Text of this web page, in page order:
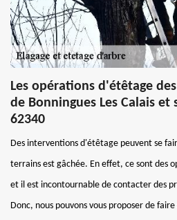
Les opérations d'étêtage
de Bonningues Les Calais et
62340
Des interventions d'étêtage peuvent se
terrains est gâchée. En effet, ce sont des
et il est incontournable de contacter des
Donc, nous pouvons vous proposer de